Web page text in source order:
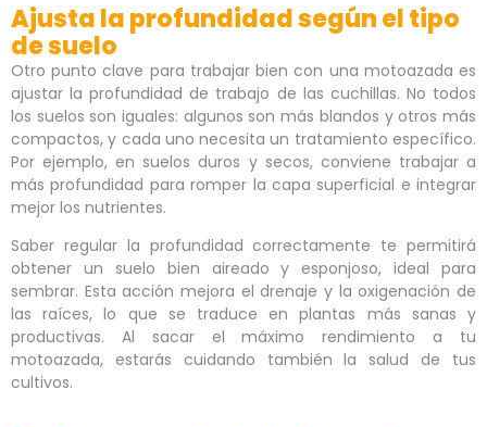
Ajusta la profundidad según el tipo
de suelo
Otro punto clave para trabajar bien con una motoazada es
ajustar la profundidad de trabajo de las cuchillas. No todos
los suelos son iguales: algunos son más blandos y otros más
compactos, y cada uno necesita un tratamiento específico.
Por ejemplo, en suelos duros y secos, conviene trabajar a
más profundidad para romper la capa superficial e integrar
mejor los nutrientes.
Saber regular la profundidad correctamente te permitirá
obtener un suelo bien aireado y esponjoso, ideal para
sembrar. Esta acción mejora el drenaje y la oxigenación de
las raíces, lo que se traduce en plantas más sanas y
productivas. Al sacar el máximo rendimiento a tu
motoazada, estarás cuidando también la salud de tus
cultivos.